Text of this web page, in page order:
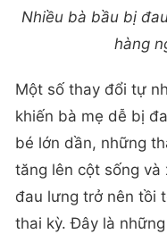
Nhiều bà bầu bị
hàng
Một số thay đổi tự
khiến bà mẹ dễ bị
bé lớn dần, những
tăng lên cột sống và
đau lưng trở nên tồi
thai kỳ. Đây là